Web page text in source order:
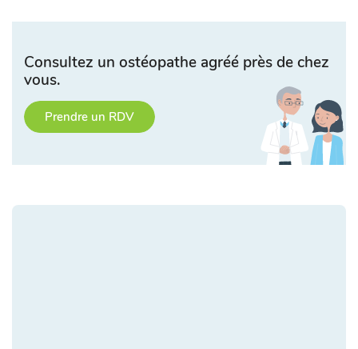
Consultez un ostéopathe agréé près de chez
vous.
Prendre un RDV